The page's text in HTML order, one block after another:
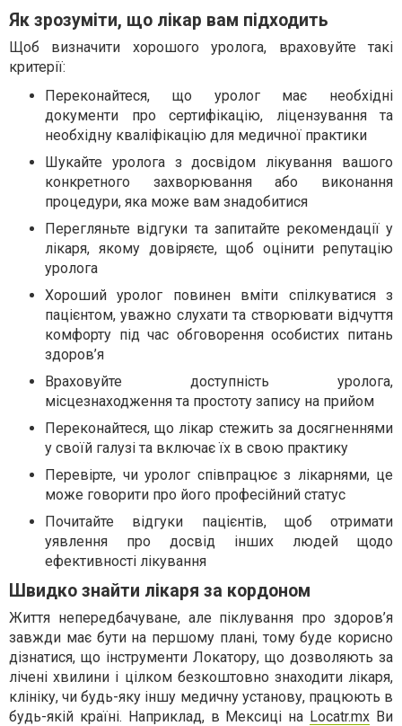
Як зрозуміти, що лікар вам підходить
Щоб визначити хорошого уролога, враховуйте такі
критерії:
Переконайтеся, що уролог має необхідні
документи про сертифікацію, ліцензування та
необхідну кваліфікацію для медичної практики
Шукайте уролога з досвідом лікування вашого
конкретного захворювання або виконання
процедури, яка може вам знадобитися
Перегляньте відгуки та запитайте рекомендації у
лікаря, якому довіряєте, щоб оцінити репутацію
уролога
Хороший уролог повинен вміти спілкуватися з
пацієнтом, уважно слухати та створювати відчуття
комфорту під час обговорення особистих питань
здоров’я
Враховуйте доступність уролога,
місцезнаходження та простоту запису на прийом
Переконайтеся, що лікар стежить за досягненнями
у своїй галузі та включає їх в свою практику
Перевірте, чи уролог співпрацює з лікарнями, це
може говорити про його професійний статус
Почитайте відгуки пацієнтів, щоб отримати
уявлення про досвід інших людей щодо
ефективності лікування
Швидко знайти лікаря за кордоном
Життя непередбачуване, але піклування про здоров’я
завжди має бути на першому плані, тому буде корисно
дізнатися, що інструменти Локатору, що дозволяють за
лічені хвилини і цілком безкоштовно знаходити лікаря,
клініку, чи будь-яку іншу медичну установу, працюють в
будь-якій країні. Наприклад, в Мексиці на Locatr.mx Ви